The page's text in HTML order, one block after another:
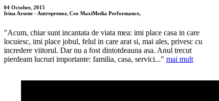
04 October, 2015
Irina Arsene - Antreprenor, Ceo MaxiMedia Performance,
"Acum, chiar sunt incantata de viata mea: imi place casa in care
locuiesc, imi place jobul, felul in care arat si, mai ales, privesc cu
incredere viitorul. Dar nu a fost dintotdeauna asa. Anul trecut
pierdeam lucruri importante: familia, casa, servici..." mai mult